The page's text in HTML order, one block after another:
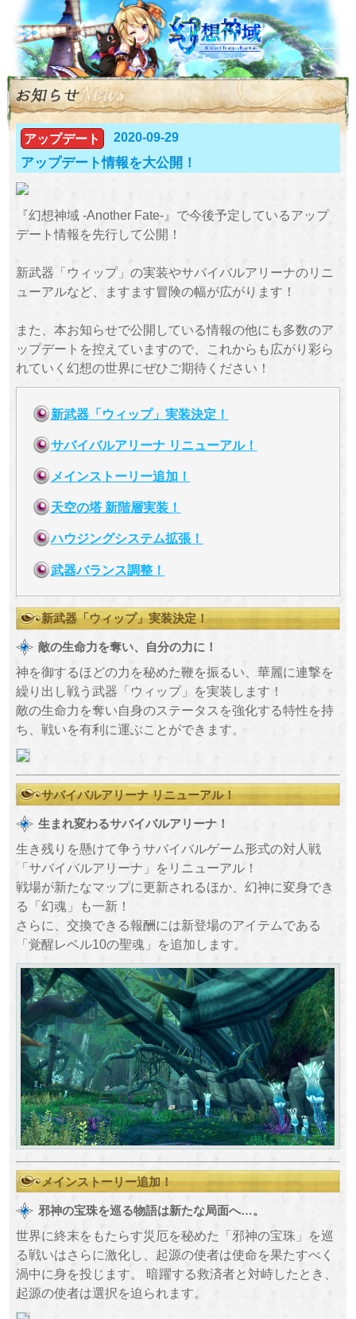
アップデート 2020-09-29
アップデート情報を大公開！
『幻想神域 -Another Fate-』で今後予定しているアップ
デート情報を先行して公開！
新武器「ウィップ」の実装やサバイバルアリーナのリニ
ューアルなど、ますます冒険の幅が広がります！
また、本お知らせで公開している情報の他にも多数のア
ップデートを控えていますので、これからも広がり彩ら
れていく幻想の世界にぜひご期待ください！
新武器「ウィップ」実装決定！
サバイバルアリーナ リニューアル！
メインストーリー追加！
天空の塔 新階層実装！
ハウジングシステム拡張！
武器バランス調整！
新武器「ウィップ」実装決定！
敵の生命力を奪い、自分の力に！
神を御するほどの力を秘めた鞭を振るい、華麗に連撃を
繰り出し戦う武器「ウィップ」を実装します！
敵の生命力を奪い自身のステータスを強化する特性を持
ち、戦いを有利に運ぶことができます。
サバイバルアリーナ リニューアル！
生まれ変わるサバイバルアリーナ！
生き残りを懸けて争うサバイバルゲーム形式の対人戦
「サバイバルアリーナ」をリニューアル！
戦場が新たなマップに更新されるほか、幻神に変身でき
る「幻魂」も一新！
さらに、交換できる報酬には新登場のアイテムである
「覚醒レベル10の聖魂」を追加します。
メインストーリー追加！
邪神の宝珠を巡る物語は新たな局面へ…。
世界に終末をもたらす災厄を秘めた「邪神の宝珠」を巡
る戦いはさらに激化し、起源の使者は使命を果たすべく
渦中に身を投じます。 暗躍する救済者と対峙したとき、
起源の使者は選択を迫られます。